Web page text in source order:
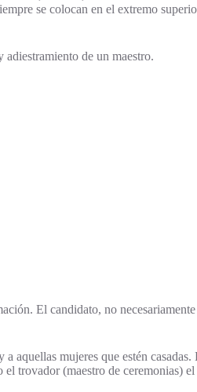
se colocan en el extremo
de un maestro.
El candidato, no
aquellas mujeres que estén casadas.
trovador (maestro de ceremonias)